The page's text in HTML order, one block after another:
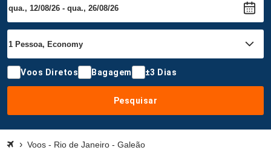
Voos Diretos Bagagem ±3 Dias
Pesquisar
Voos - Rio de Janeiro - Galeão